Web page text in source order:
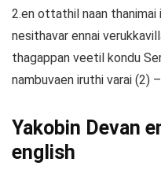
2.en ottathil naan thanimai
nesithavar ennai
thagappan veetil kondu
nambuvaen iruthi varai (2)
Yakobin Devan
english